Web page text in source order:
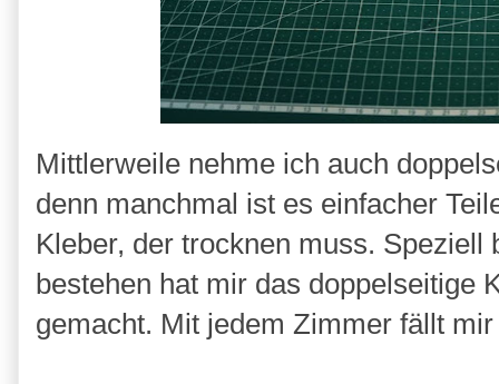
Mittlerweile nehme ich auch
denn manchmal ist es einfacher
Kleber, der trocknen muss.
bestehen hat mir das doppelseitige
gemacht. Mit jedem Zimmer fällt